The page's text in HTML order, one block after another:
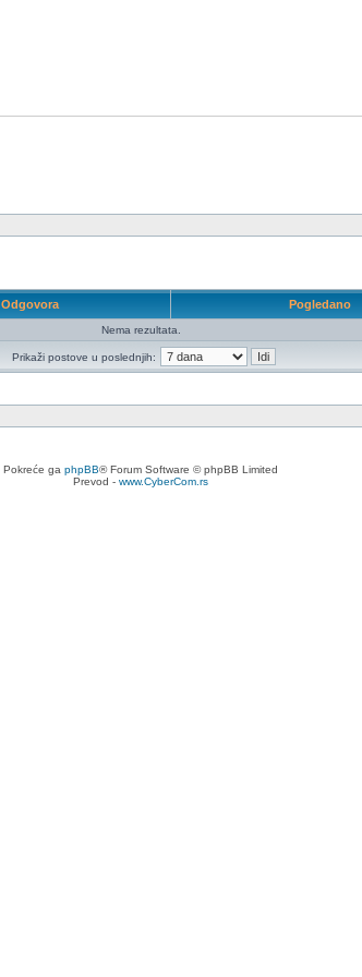
Odgovora Pogledano
Nema rezultata.
Prikaži postove u poslednjih:
Pokreće ga phpBB® Forum Software © phpBB Limited
Prevod - www.CyberCom.rs